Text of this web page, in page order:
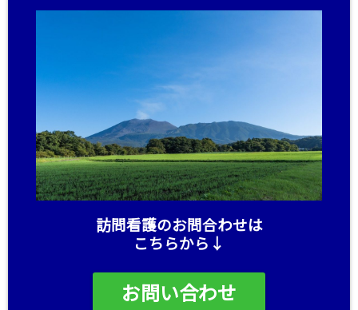
訪問看護のお問合わせは
こちらから↓
お問い合わせ